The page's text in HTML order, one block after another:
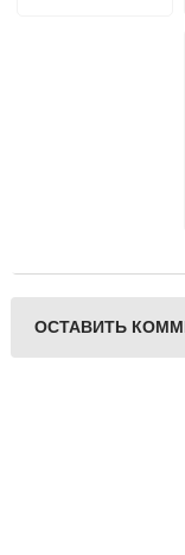
ОСТАВИТЬ